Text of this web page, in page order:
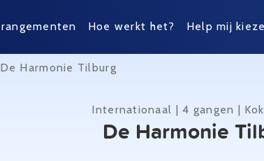
Hoe werkt het? Help mij
De Harmonie Tilburg
Internationaal | 4 gangen |
De Harmonie